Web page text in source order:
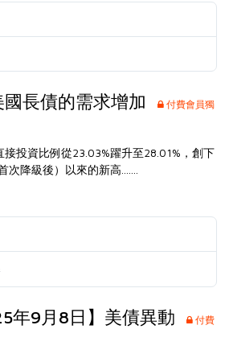
國長債的需求增加
付費會員獨
投資比例從23.03%躍升至28.01%，創下
降級後）以來的新高.......
年9月8日】美債異動
付費